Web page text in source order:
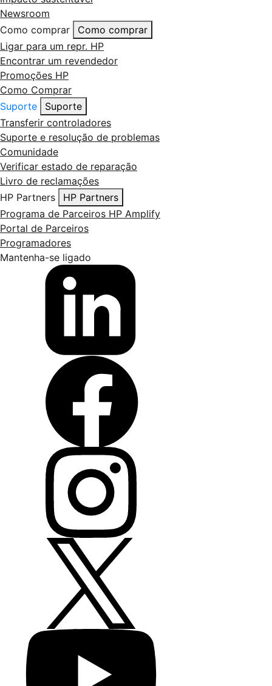
Newsroom
Como comprar
Como comprar
Ligar para um repr. HP
Encontrar um revendedor
Promoções HP
Como Comprar
Suporte
Suporte
Transferir controladores
Suporte e resolução de problemas
Comunidade
Verificar estado de reparação
Livro de reclamações
HP Partners
HP Partners
Programa de Parceiros HP Amplify
Portal de Parceiros
Programadores
Mantenha-se ligado